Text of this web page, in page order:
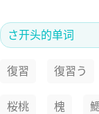
さ开头的单词
復習 復習う
桜桃 槐